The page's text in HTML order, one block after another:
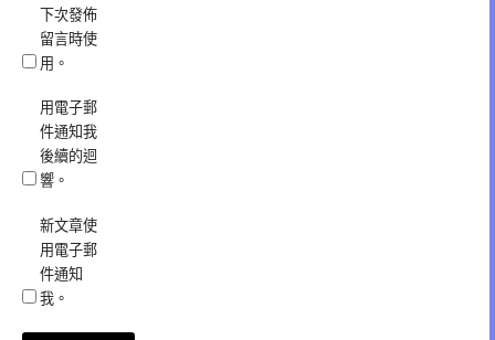
下次發佈
留言時使
用。
用電子郵
件通知我
後續的迴
響。
新文章使
用電子郵
件通知
我。